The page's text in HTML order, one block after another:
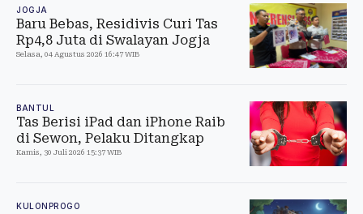
JOGJA
Baru Bebas, Residivis Curi Tas
Rp4,8 Juta di Swalayan Jogja
Selasa, 04 Agustus 2026 16:47 WIB
BANTUL
Tas Berisi iPad dan iPhone Raib
di Sewon, Pelaku Ditangkap
Kamis, 30 Juli 2026 15:37 WIB
KULONPROGO